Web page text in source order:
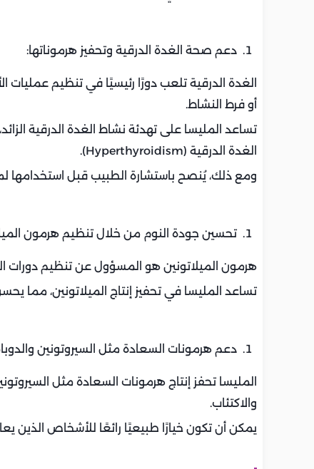
دعم صحة الغدة الدرقية وتحفيز هرموناتها:
الغدة الدرقية تلعب دورًا رئيسيًا في تنظيم
أو فرط النشاط.
تساعد المليسا على تهدئة نشاط الغدة الدرقية
الغدة الدرقية (Hyperthyroidism).
ومع ذلك، يُنصح باستشارة الطبيب قبل استخدامها
تحسين جودة النوم من خلال تنظيم هرمون
هرمون الميلاتونين هو المسؤول عن تنظيم دورات
تساعد المليسا في تحفيز إنتاج الميلاتونين، مما
دعم هرمونات السعادة مثل السيروتونين
المليسا تحفز إنتاج هرمونات السعادة مثل
والاكتئاب.
يمكن أن تكون خيارًا طبيعيًا رائعًا للأشخاص الذين